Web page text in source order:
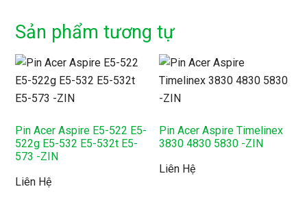
Sản phẩm tương tự
Pin Acer Aspire E5-522 E5-
522g E5-532 E5-532t E5-
573 -ZIN
Liên Hệ
Pin Acer Aspire Timelinex
3830 4830 5830 -ZIN
Liên Hệ